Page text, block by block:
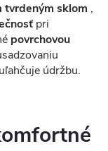
tvrdeným sklom ,
pri
povrchovou
údržbu.